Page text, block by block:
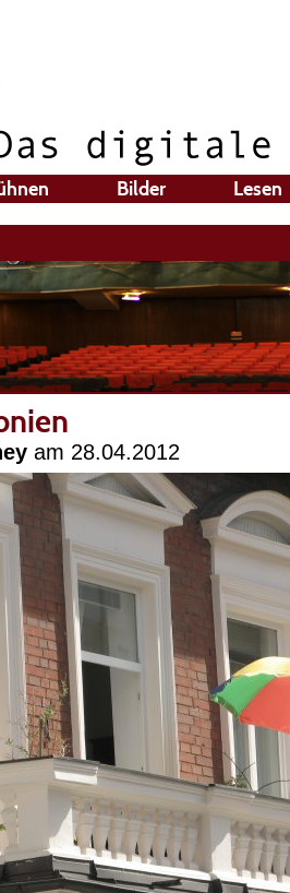
Bilder Lesen
am 28.04.2012